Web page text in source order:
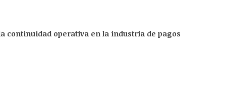
continuidad operativa en la industria de pagos